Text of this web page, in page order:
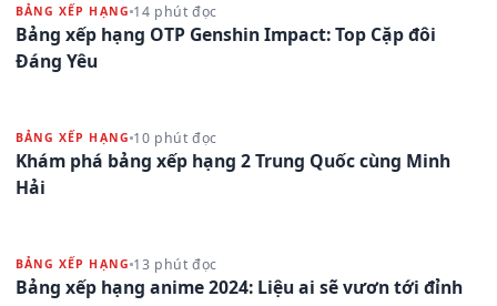
BẢNG XẾP HẠNG 14 phút đọc
Bảng xếp hạng OTP Genshin Impact: Top Cặp đôi
Đáng Yêu
BẢNG XẾP HẠNG 10 phút đọc
Khám phá bảng xếp hạng 2 Trung Quốc cùng Minh
Hải
BẢNG XẾP HẠNG 13 phút đọc
Bảng xếp hạng anime 2024: Liệu ai sẽ vươn tới đỉnh